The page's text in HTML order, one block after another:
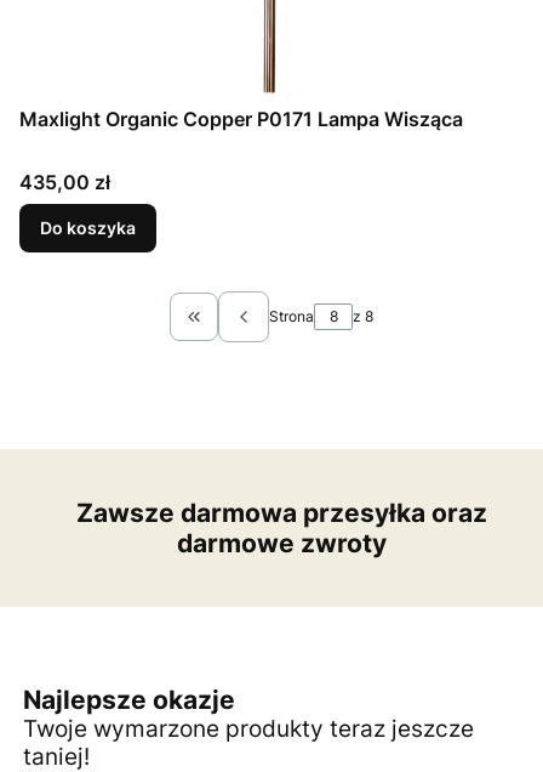
Maxlight Organic Copper P0171 Lampa Wisząca
Cena
435,00 zł
Do koszyka
Wróć do pierwszej strony z produktami
Strona z 8
Zawsze darmowa przesyłka oraz
darmowe zwroty
Najlepsze okazje
Twoje wymarzone produkty teraz jeszcze
taniej!